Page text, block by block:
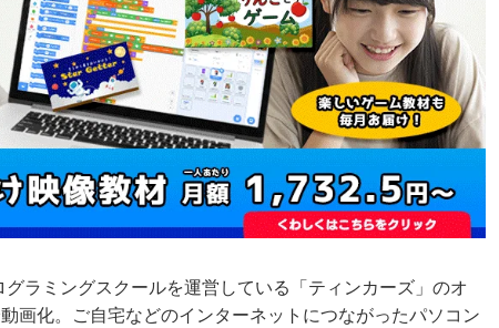
ラミングスクールを運営している「ティンカーズ」のオ
画化。ご自宅などのインターネットにつながったパソコン